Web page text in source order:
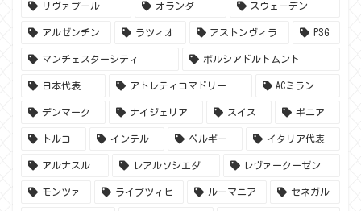
リヴァプール オランダ スウェーデン
アルゼンチン ラツィオ アストンヴィラ PSG
マンチェスターシティ ボルシアドルトムント
日本代表 アトレティコマドリー ACミラン
デンマーク ナイジェリア スイス ギニア
トルコ インテル ベルギー イタリア代表
アルナスル レアルソシエダ レヴァークーゼン
モンツァ ライプツィヒ ルーマニア セネガル